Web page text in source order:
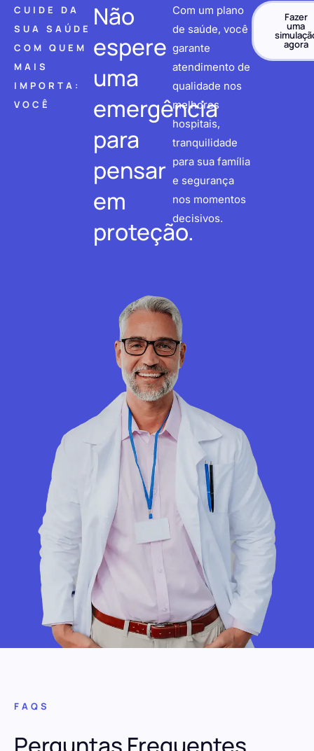
CUIDE DA
SUA SAÚDE
COM QUEM
MAIS
IMPORTA:
VOCÊ
Não
espere
uma
emergência
para
pensar
em
proteção.
Com um plano
de saúde, você
garante
atendimento de
qualidade nos
melhores
hospitais,
tranquilidade
para sua família
e segurança
nos momentos
decisivos.
Fazer
uma
agora
FAQS